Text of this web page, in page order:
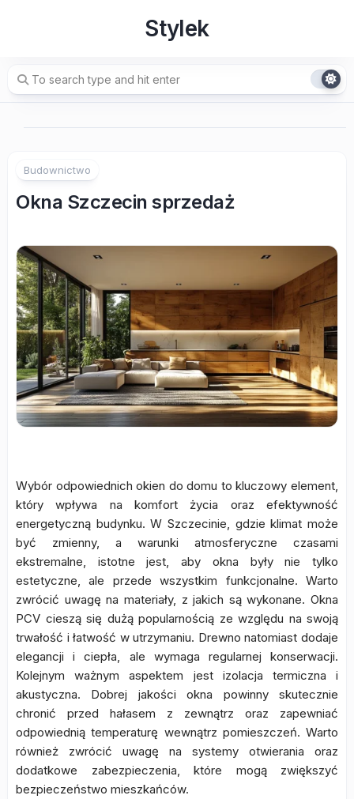
Stylek
Budownictwo
Okna Szczecin sprzedaż
Wybór odpowiednich okien do domu to kluczowy element,
który wpływa na komfort życia oraz efektywność
energetyczną budynku. W Szczecinie, gdzie klimat może
być zmienny, a warunki atmosferyczne czasami
ekstremalne, istotne jest, aby okna były nie tylko
estetyczne, ale przede wszystkim funkcjonalne. Warto
zwrócić uwagę na materiały, z jakich są wykonane. Okna
PCV cieszą się dużą popularnością ze względu na swoją
trwałość i łatwość w utrzymaniu. Drewno natomiast dodaje
elegancji i ciepła, ale wymaga regularnej konserwacji.
Kolejnym ważnym aspektem jest izolacja termiczna i
akustyczna. Dobrej jakości okna powinny skutecznie
chronić przed hałasem z zewnątrz oraz zapewniać
odpowiednią temperaturę wewnątrz pomieszczeń. Warto
również zwrócić uwagę na systemy otwierania oraz
dodatkowe zabezpieczenia, które mogą zwiększyć
bezpieczeństwo mieszkańców.